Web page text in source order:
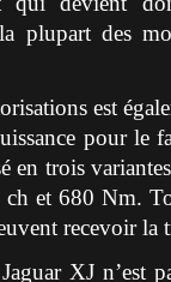
plupart des
est
pour le
en trois
et 680 Nm.
recevoir la
XJ n’est